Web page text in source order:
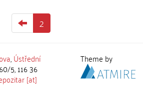
2
,Ústřední
5, 116 36
[at]
Theme by